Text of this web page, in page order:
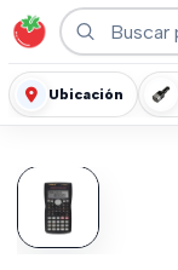
Ubicación